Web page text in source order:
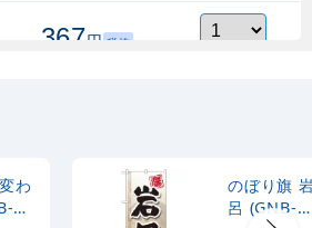
367円 税抜
わ
のぼり旗
呂 (GNB-